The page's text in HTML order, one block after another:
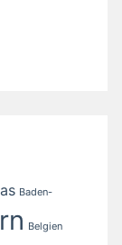
Baden-
Belgien